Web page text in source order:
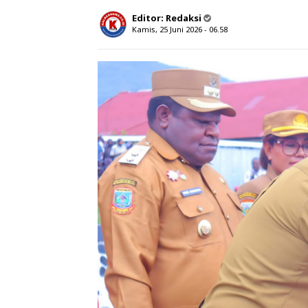
Editor: Redaksi
Kamis, 25 Juni 2026 - 06.58